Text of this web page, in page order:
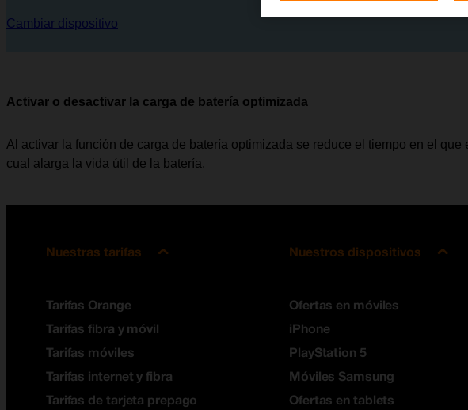
Cambiar dispositivo
Activar o desactivar la carga de batería optimizada
Al activar la función de carga de batería optimizada se reduce el tiempo en el
cual alarga la vida útil de la batería.
Nuestras tarifas
Tarifas Orange
Tarifas fibra y móvil
Tarifas móviles
Tarifas internet y fibra
Tarifas de tarjeta prepago
Nuestros dispositivos
Ofertas en móviles
iPhone
PlayStation 5
Móviles Samsung
Ofertas en tablets